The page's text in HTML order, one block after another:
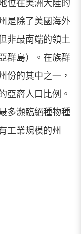
位在美洲大陸的
是除了美國海外
非最南端的領土
群島）。在族群
份的其中之一，
亞裔人口比例。
多瀕臨絕種物種
工業規模的州